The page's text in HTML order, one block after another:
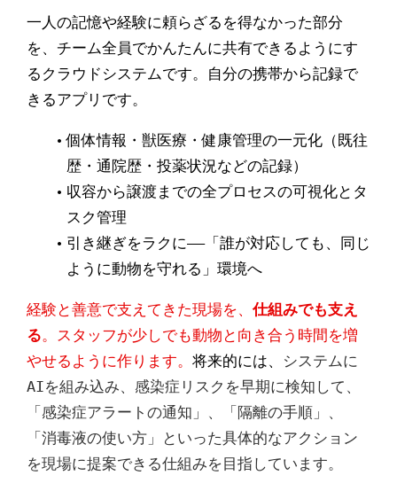
一人の記憶や経験に頼らざるを得なかった部分
を、チーム全員でかんたんに共有できるようにす
るクラウドシステムです。自分の携帯から記録で
きるアプリです。
個体情報・獣医療・健康管理の一元化（既往
歴・通院歴・投薬状況などの記録）
収容から譲渡までの全プロセスの可視化とタ
スク管理
引き継ぎをラクに——「誰が対応しても、同じ
ように動物を守れる」環境へ
経験と善意で支えてきた現場を、仕組みでも支え
る。スタッフが少しでも動物と向き合う時間を増
やせるように作ります。 将来的には、 システムに
AIを組み込み、感染症リスクを早期に検知して、
「感染症アラートの通知」、「隔離の手順」、
「消毒液の使い方」といった具体的なアクション
を現場に提案できる仕組みを目指しています。